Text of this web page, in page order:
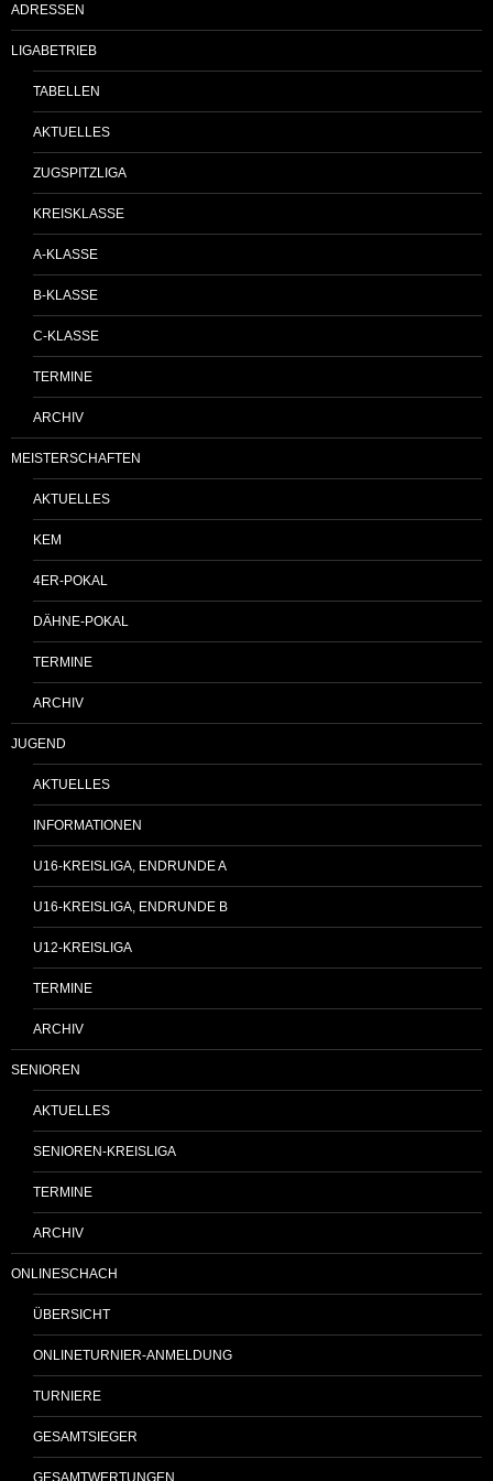
ADRESSEN
LIGABETRIEB
TABELLEN
AKTUELLES
ZUGSPITZLIGA
KREISKLASSE
A-KLASSE
B-KLASSE
C-KLASSE
TERMINE
ARCHIV
MEISTERSCHAFTEN
AKTUELLES
KEM
4ER-POKAL
DÄHNE-POKAL
TERMINE
ARCHIV
JUGEND
AKTUELLES
INFORMATIONEN
U16-KREISLIGA, ENDRUNDE A
U16-KREISLIGA, ENDRUNDE B
U12-KREISLIGA
TERMINE
ARCHIV
SENIOREN
AKTUELLES
SENIOREN-KREISLIGA
TERMINE
ARCHIV
ONLINESCHACH
ÜBERSICHT
ONLINETURNIER-ANMELDUNG
TURNIERE
GESAMTSIEGER
GESAMTWERTUNGEN